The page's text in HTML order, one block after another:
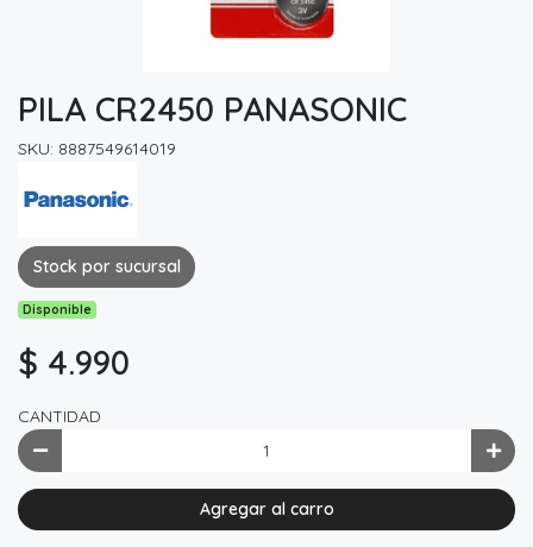
PILA CR2450 PANASONIC
SKU: 8887549614019
Stock por sucursal
Disponible
$ 4.990
CANTIDAD
Agregar al carro